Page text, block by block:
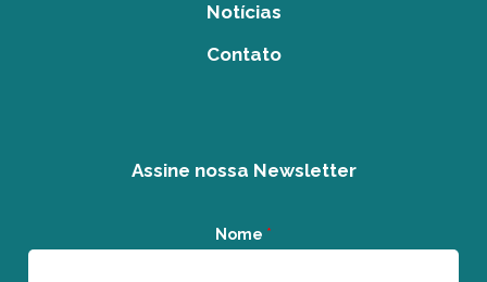
Notícias
Contato
Assine nossa Newsletter
Nome *